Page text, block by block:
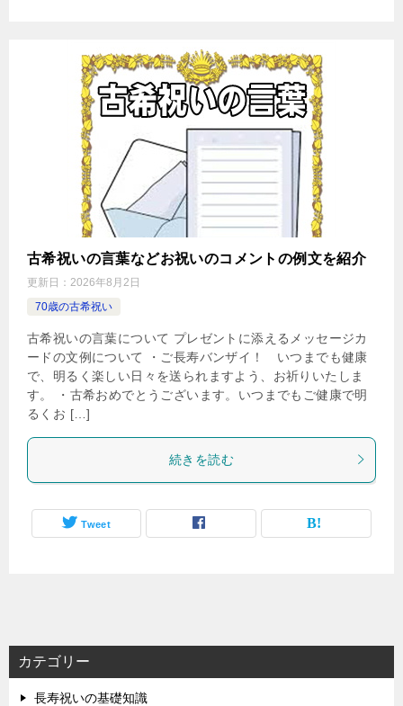
古希祝いの言葉などお祝いのコメントの例文を紹介
更新日： 2026年8月2日
70歳の古希祝い
古希祝いの言葉について プレゼントに添えるメッセージカ
ードの文例について ・ご長寿バンザイ！ いつまでも健康
で、明るく楽しい日々を送られますよう、お祈りいたしま
す。 ・古希おめでとうございます。いつまでもご健康で明
るくお […]
続きを読む
Tweet
カテゴリー
長寿祝いの基礎知識